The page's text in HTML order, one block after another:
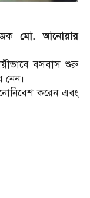
মো. আনোয়ার
বসবাস শুরু
নেন।
করেন এবং